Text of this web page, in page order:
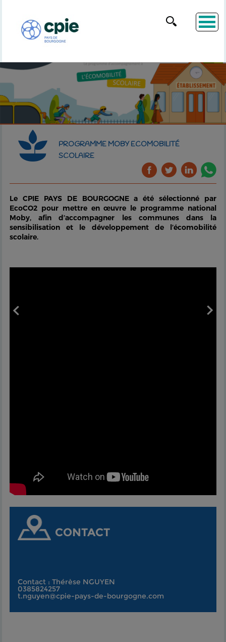
PROGRAMME MOBY ECOMOBILITÉ
SCOLAIRE
Le CPIE PAYS DE BOURGOGNE a été sélectionné par
EcoCO2 pour mettre en œuvre le programme national
Moby, afin d’accompagner les communes dans la
sensibilisation et le développement de l’écomobilité
scolaire.
CONTACT
Contact : Thérèse NGUYEN
0385824257
t.nguyen@cpie-pays-de-bourgogne.com